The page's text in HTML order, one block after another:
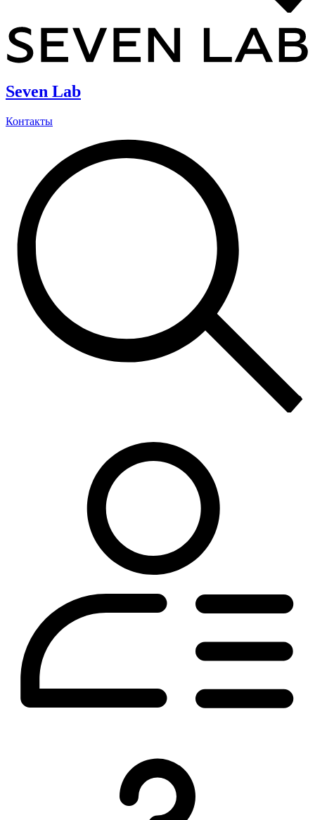
Seven Lab
Контакты